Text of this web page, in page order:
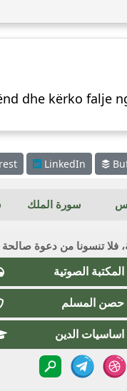
dhe kërko falje
LinkedIn
سورة الملك
فلا تنسونا من دعوة
المكتبة الصوتية
حصن المسلم
اساسيات الدين